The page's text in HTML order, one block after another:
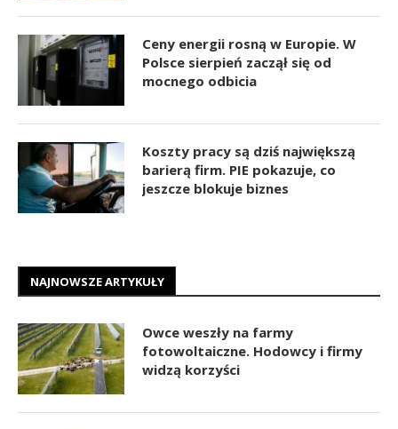
Ceny energii rosną w Europie. W
Polsce sierpień zaczął się od
mocnego odbicia
Koszty pracy są dziś największą
barierą firm. PIE pokazuje, co
jeszcze blokuje biznes
NAJNOWSZE ARTYKUŁY
Owce weszły na farmy
fotowoltaiczne. Hodowcy i firmy
widzą korzyści